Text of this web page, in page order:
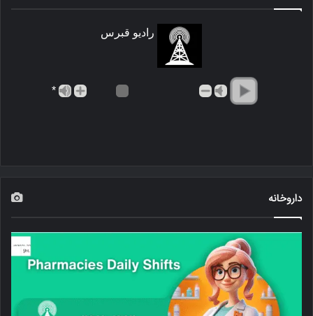
رادیو قبرس
*
داروخانه